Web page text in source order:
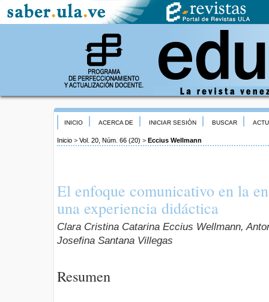
INICIO ACERCA DE INICIAR SESIÓN BUSCAR
Inicio > Vol. 20, Núm. 66 (20) > Eccius Wellmann
El enfoque comunicativo en la
una experiencia didáctica
Clara Cristina Catarina Eccius Wellmann,
Josefina Santana Villegas
Resumen